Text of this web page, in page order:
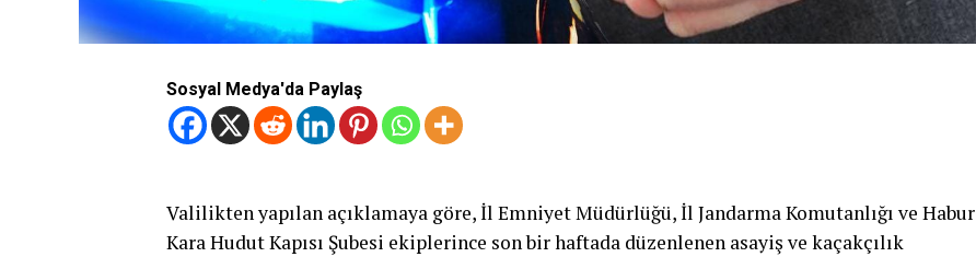
Sosyal Medya'da Paylaş
Valilikten yapılan açıklamaya göre, İl Emniyet Müdürlüğü, İl Jandarma Komutanlığı ve Habur
Kara Hudut Kapısı Şubesi ekiplerince son bir haftada düzenlenen asayiş ve kaçakçılık